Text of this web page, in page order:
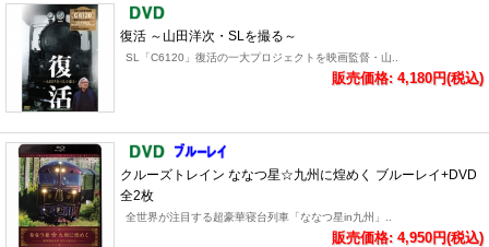
復活 ～山田洋次・SLを撮る～
SL「C6120」復活の一大プロジェクトを映画監督・山..
販売価格: 4,180円(税込)
クルーズトレイン ななつ星☆九州に煌めく ブルーレイ+DVD
全2枚
全世界が注目する超豪華寝台列車「ななつ星in九州」..
販売価格: 4,950円(税込)